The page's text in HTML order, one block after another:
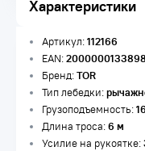
Характеристики
Артикул:112166
EAN:2000000133898
Бренд:TOR
Тип лебедки:
Грузоподъемность:
Длина троса:6 м
Усилие на рукоятке: